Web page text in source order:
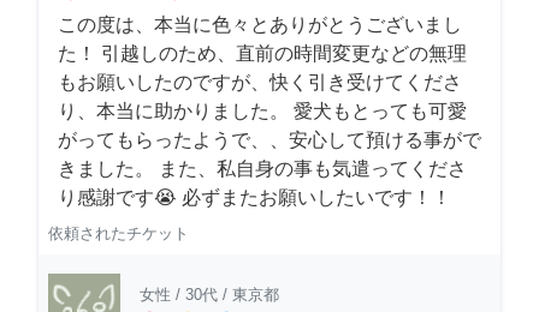
この度は、本当に色々とありがとうございまし
た！ 引越しのため、直前の時間変更などの無理
もお願いしたのですが、快く引き受けてくださ
り、本当に助かりました。 愛犬もとっても可愛
がってもらったようで、、安心して預ける事がで
きました。 また、私自身の事も気遣ってくださ
り感謝です😭 必ずまたお願いしたいです！！
依頼されたチケット
女性 / 30代 / 東京都